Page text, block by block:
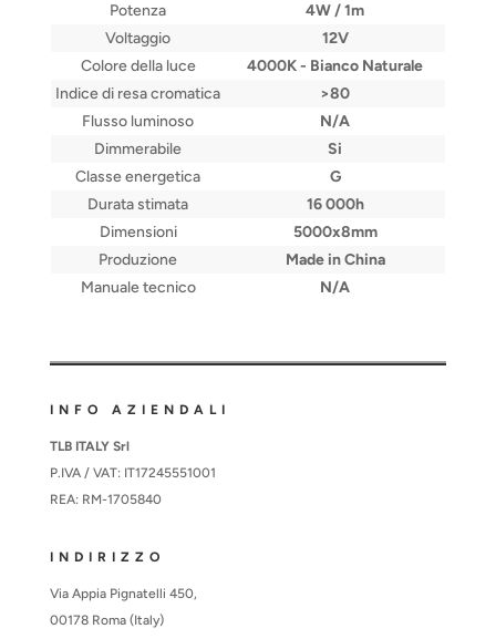
Potenza
4W / 1m
Voltaggio
12V
Colore della luce
4000K - Bianco Naturale
Indice di resa cromatica
>80
Flusso luminoso
N/A
Dimmerabile
Si
Classe energetica
G
Durata stimata
16 000h
Dimensioni
5000x8mm
Produzione
Made in China
Manuale tecnico
N/A
INFO AZIENDALI
TLB ITALY Srl
P.IVA / VAT: IT17245551001
REA: RM-1705840
INDIRIZZO
Via Appia Pignatelli 450,
00178 Roma (Italy)